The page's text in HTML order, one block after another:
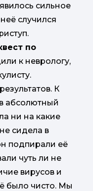
сильное
случился
по
к неврологу,
К
абсолютный
ни на какие
сидела в
подпирали её
чуть ли не
вирусов и
было чисто. Мы